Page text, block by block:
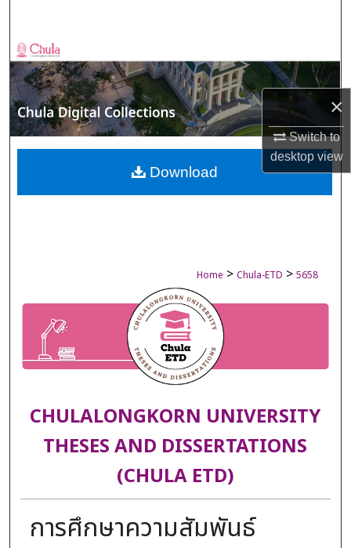
×
Switch to
desktopview
Browse Collections
My Account
About
Digital Commons Network™
Home > Chula-ETD > 5658
CHULALONGKORN UNIVERSITY
THESES AND DISSERTATIONS
(CHULA ETD)
การศึกษาความสัมพันธ์
Download